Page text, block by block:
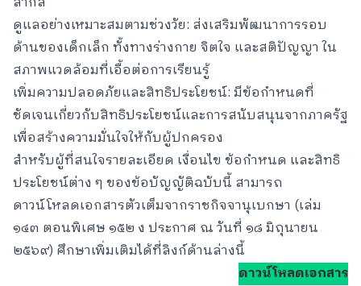
ดูแลอย่างเหมาะสมตามช่วงวัย: ส่งเสริมพัฒนาการรอบ
ด้านของเด็กเล็ก ทั้งทางร่างกาย จิตใจ และสติปัญญา ใน
สภาพแวดล้อมที่เอื้อต่อการเรียนรู้
เพิ่มความปลอดภัยและสิทธิประโยชน์: มีข้อกำหนดที่
ชัดเจนเกี่ยวกับสิทธิประโยชน์และการสนับสนุนจากภาครัฐ
เพื่อสร้างความมั่นใจให้กับผู้ปกครอง
สำหรับผู้ที่สนใจรายละเอียด เงื่อนไข ข้อกำหนด และสิทธิ
ประโยชน์ต่าง ๆ ของข้อบัญญัติฉบับนี้ สามารถ
ดาวน์โหลดเอกสารตัวเต็มจากราชกิจจานุเบกษา (เล่ม
๑๔๓ ตอนพิเศษ ๑๕๒ ง ประกาศ ณ วันที่ ๑๘ มิถุนายน
๒๕๖๙) ศึกษาเพิ่มเติมได้ที่ลิงก์ด้านล่างนี้
ดาวน์โหลดเอกสาร